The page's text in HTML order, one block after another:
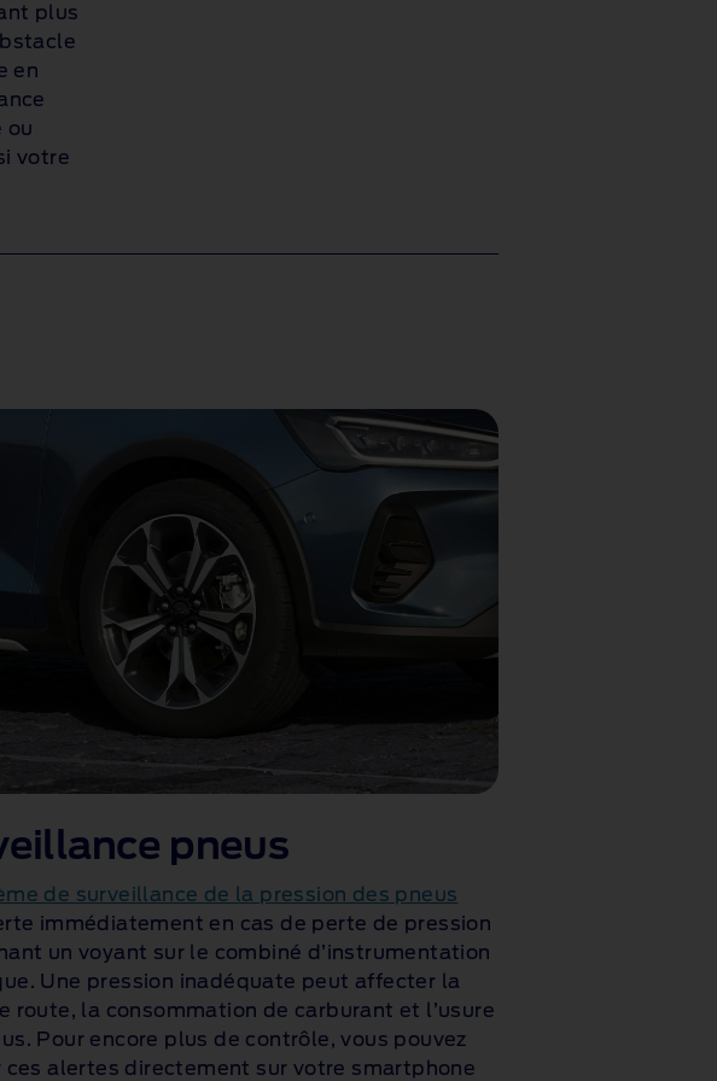
plus
en
ou
votre
pneus
de surveillance de la pression des pneus
immédiatement en cas de perte de pression
un voyant sur le combiné d’instrumentation
Une pression inadéquate peut affecter la
route, la consommation de carburant et l’usure
Pour encore plus de contrôle, vous pouvez
ces alertes directement sur votre smartphone